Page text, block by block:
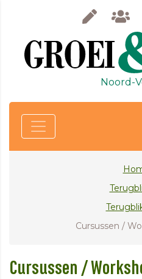
Noord-
Cursussen /
Cursussen /